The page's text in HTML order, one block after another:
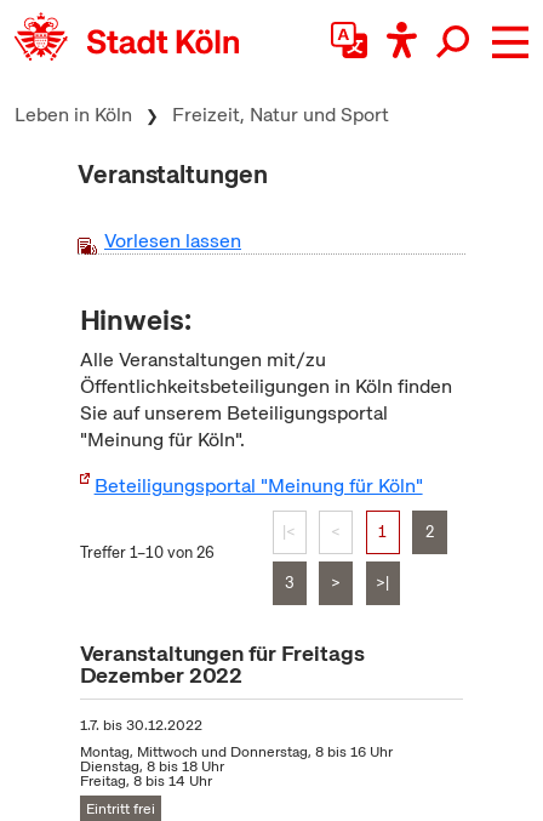
zum Inhalt springen
Leben in Köln Freizeit, Natur und Sport
Veranstaltungen
Vorlesen lassen
Hinweis:
Alle Veranstaltungen mit/zu
Öffentlichkeitsbeteiligungen in Köln finden
Sie auf unserem Beteiligungsportal
"Meinung für Köln".
Beteiligungsportal "Meinung für Köln"
Treffer 1–10 von 26
|< < 1 2
3 > >|
Veranstaltungen für Freitags
Dezember 2022
1.7. bis30.12.2022
Montag, Mittwoch und Donnerstag, 8 bis 16 Uhr
Dienstag, 8 bis 18 Uhr
Freitag, 8 bis 14 Uhr
Eintritt frei